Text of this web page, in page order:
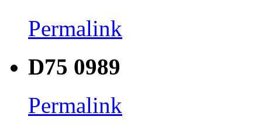
Permalink
D75 0989
Permalink